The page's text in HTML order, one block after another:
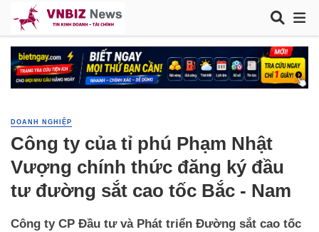
DOANH NGHIỆP
Công ty của tỉ phú Phạm Nhật
Vượng chính thức đăng ký đầu
tư đường sắt cao tốc Bắc - Nam
Công ty CP Đầu tư và Phát triển Đường sắt cao tốc